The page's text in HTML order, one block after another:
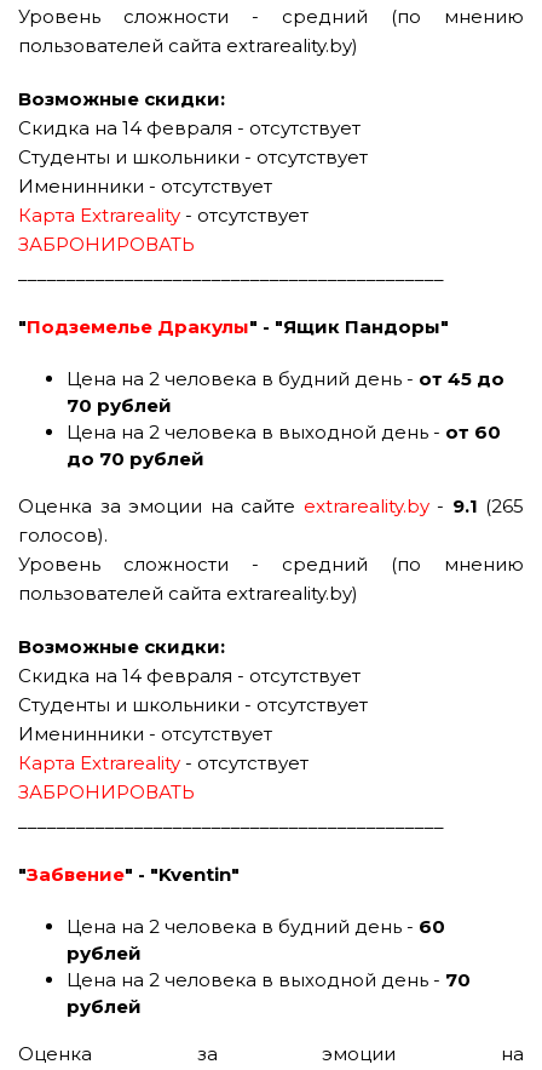
Уровень сложности - средний (по мнению
пользователей сайта extrareality.by)
Возможные скидки:
Скидка на 14 февраля - отсутствует
Студенты и школьники - отсутствует
Именинники - отсутствует
Карта Extrareality - отсутствует
ЗАБРОНИРОВАТЬ
"Подземелье Дракулы" - "Ящик Пандоры"
Цена на 2 человека в будний день - от 45 до
70 рублей
Цена на 2 человека в выходной день - от 60
до 70 рублей
Оценка за эмоции на сайте extrareality.by- 9.1 (265
голосов).
Уровень сложности - средний (по мнению
пользователей сайта extrareality.by)
Возможные скидки:
Скидка на 14 февраля - отсутствует
Студенты и школьники - отсутствует
Именинники - отсутствует
Карта Extrareality - отсутствует
ЗАБРОНИРОВАТЬ
"Забвение" - "Kventin"
Цена на 2 человека в будний день - 60
рублей
Цена на 2 человека в выходной день - 70
рублей
Оценка за эмоции на